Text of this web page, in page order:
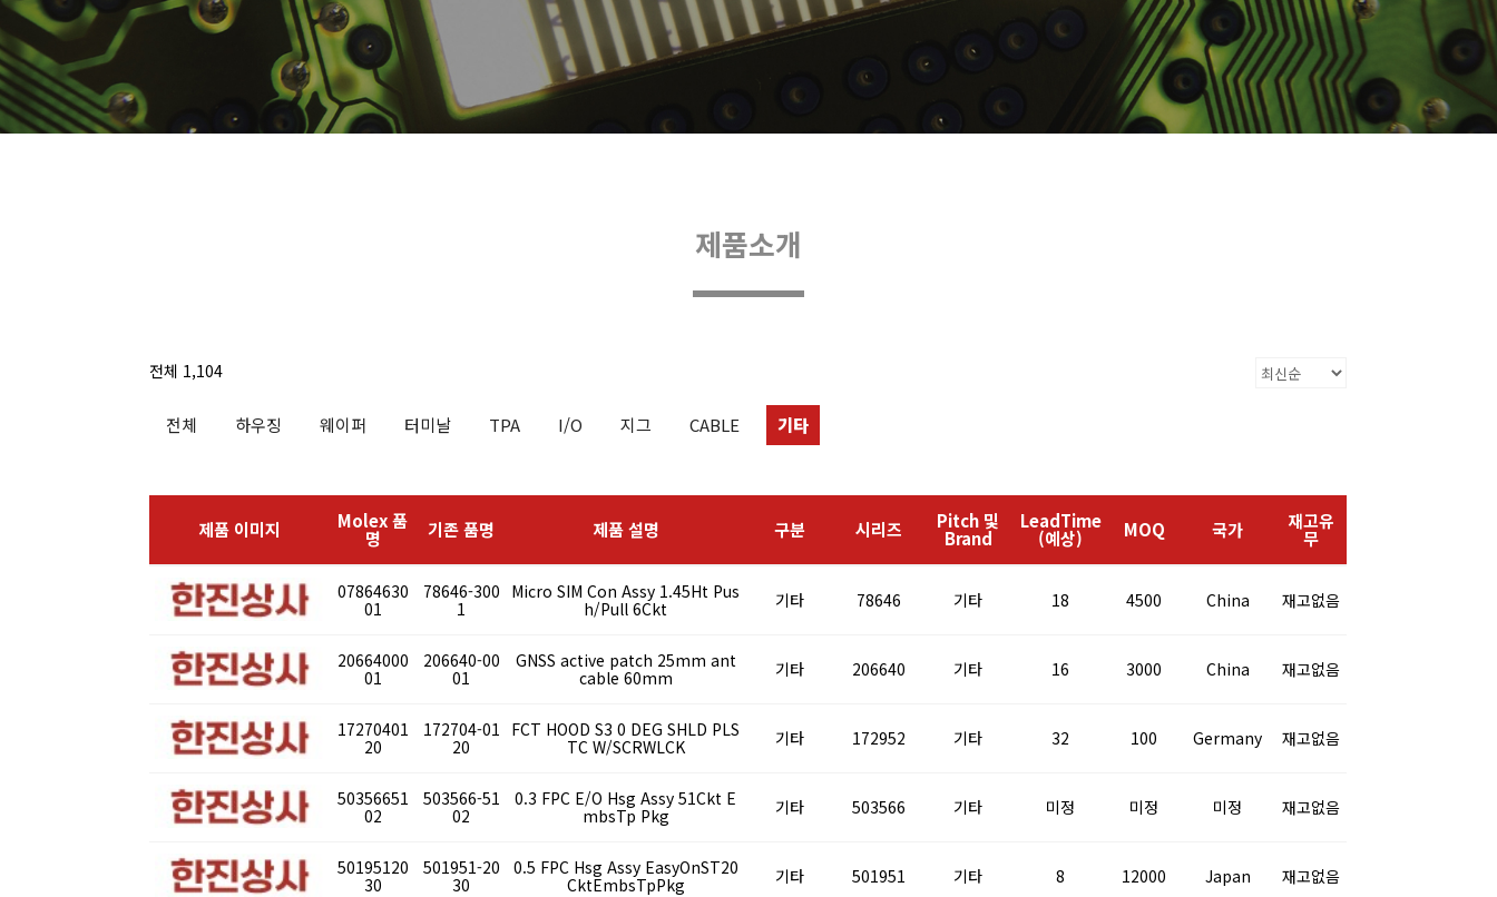
제품소개
전체 1,104
전체 하우징 웨이퍼 터미날 TPA I/O 지그 CABLE 기타
제품 이미지 Molex 품
명 기존 품명 제품 설명 구분 시리즈 Pitch 및
Brand
LeadTime
(예상) MOQ 국가 재고유
무
07864630
01
78646-300
1
Micro SIM Con Assy 1.45Ht Pus
h/Pull 6Ckt
기타 78646 기타 18 4500 China 재고없음
20664000
01
206640-00
01
GNSS active patch 25mm ant
cable 60mm
기타 206640 기타 16 3000 China 재고없음
17270401
20
172704-01
20
FCT HOOD S3 0 DEG SHLD PLS
TC W/SCRWLCK
기타 172952 기타 32 100 Germany 재고없음
50356651
02
503566-51
02
0.3 FPC E/O Hsg Assy 51Ckt E
mbsTp Pkg
기타 503566 기타 미정 미정 미정 재고없음
50195120
30
501951-20
30
0.5 FPC Hsg Assy EasyOnST20
CktEmbsTpPkg
기타 501951 기타 8 12000 Japan 재고없음